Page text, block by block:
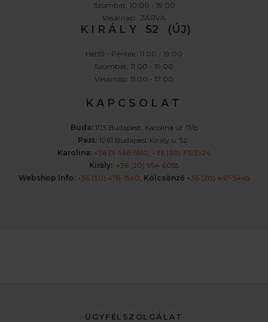
Szombat: 10:00 - 19:00
Vasárnap: ZÁRVA
K I R Á L Y 52 (ÚJ)
Hétfő - Péntek: 11:00 - 19:00
Szombat: 11:00 - 19:00
Vasárnap: 11:00 - 17:00
K A P C S O L A T
Buda: 1113 Budapest, Karolina út 17/b
Pest: 1061 Budapest Király u. 52.
Karolina: +36 (1) 466-5510, +36 (30) 3193924
Király: +36 (20) 954-6055
Webshop Info: +36 (30) 478-1540, Kölcsönző +36 (20) 447-5445
ÜGYFÉLSZOLGÁLAT